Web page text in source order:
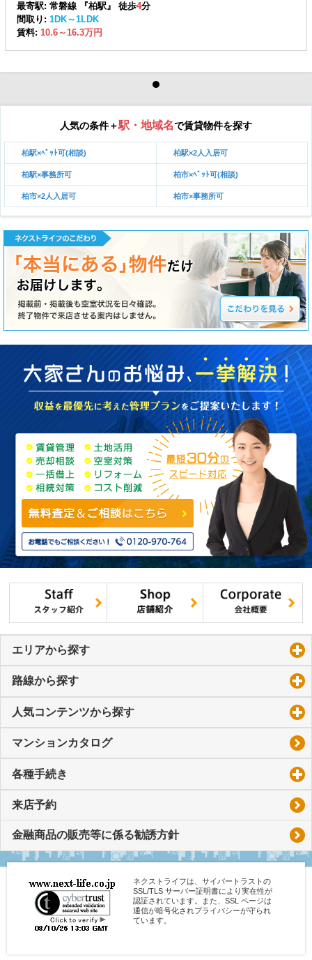
最寄駅: 常磐線 『柏駅』 徒歩4分
間取り: 1DK～1LDK
賃料: 10.6～16.3万円
人気の条件＋駅・地域名で賃貸物件を探す
柏駅×ﾍﾟｯﾄ可(相談) 柏駅×2人入居可
柏駅×事務所可 柏市×ﾍﾟｯﾄ可(相談)
柏市×2人入居可 柏市×事務所可
エリアから探す
路線から探す
人気コンテンツから探す
マンションカタログ
各種手続き
来店予約
金融商品の販売等に係る勧誘方針
ネクストライフは、サイバートラストの
SSL/TLS サーバー証明書により実在性が
認証されています。また、SSL ページは
通信が暗号化されプライバシーが守られ
ています。